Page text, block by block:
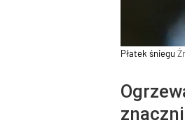
Płatek śniegu